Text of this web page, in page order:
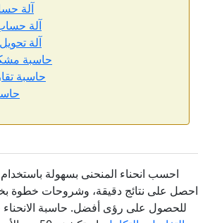
آلة
آلة
آلة
حاسبة
حاسبة
احسب انحناء المنحنى بسهولة باستخدام
احصل على نتائج دقيقة، وشروحات خطوة
للحصول على رؤى أفضل. حاسبة